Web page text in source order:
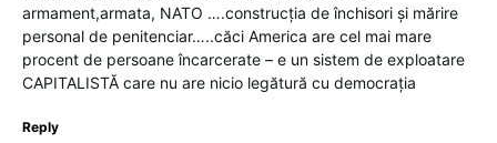
armament,armata, NATO ….construcția de închisori și mărire
personal de penitenciar…..căci America are cel mai mare
procent de persoane încarcerate – e un sistem de exploatare
CAPITALISTĂ care nu are nicio legătură cu democrația
Reply